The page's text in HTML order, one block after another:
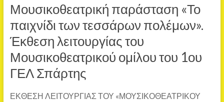
Μουσικοθεατρική παράσταση «Το
παιχνίδι των τεσσάρων πολέμων».
Έκθεση λειτουργίας του
Μουσικοθεατρικού ομίλου του 1ου
ΓΕΛ Σπάρτης
ΕΚΘΕΣΗ ΛΕΙΤΟΥΡΓΙΑΣ ΤΟΥ «ΜΟΥΣΙΚΟΘΕΑΤΡΙΚΟΥ